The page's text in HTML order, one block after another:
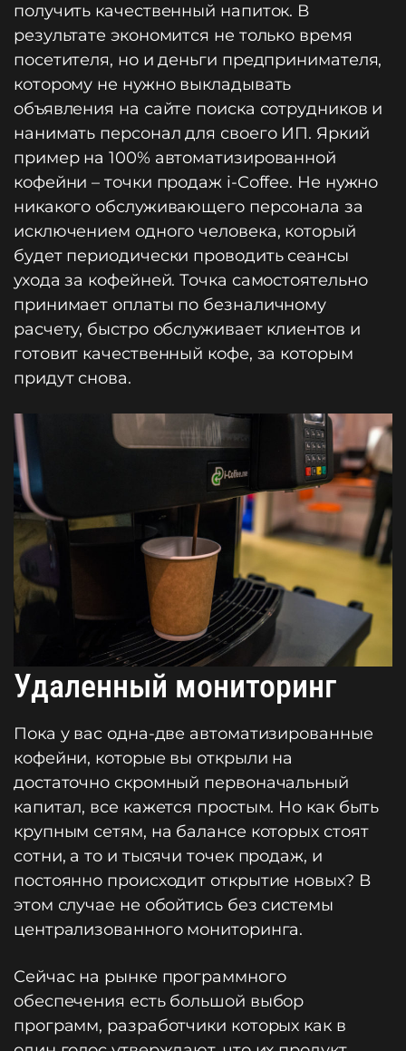
получить качественный напиток. В
результате экономится не только время
посетителя, но и деньги предпринимателя,
которому не нужно выкладывать
объявления на сайте поиска сотрудников и
нанимать персонал для своего ИП. Яркий
пример на 100% автоматизированной
кофейни – точки продаж i-Coffee. Не нужно
никакого обслуживающего персонала за
исключением одного человека, который
будет периодически проводить сеансы
ухода за кофейней. Точка самостоятельно
принимает оплаты по безналичному
расчету, быстро обслуживает клиентов и
готовит качественный кофе, за которым
придут снова.
Удаленный мониторинг
Пока у вас одна-две автоматизированные
кофейни, которые вы открыли на
достаточно скромный первоначальный
капитал, все кажется простым. Но как быть
крупным сетям, на балансе которых стоят
сотни, а то и тысячи точек продаж, и
постоянно происходит открытие новых? В
этом случае не обойтись без системы
централизованного мониторинга.
Сейчас на рынке программного
обеспечения есть большой выбор
программ, разработчики которых как в